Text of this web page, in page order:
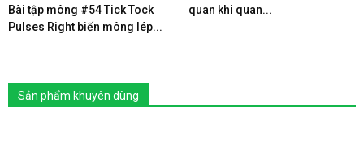
Bài tập mông #54 Tick Tock
Pulses Right biến mông lép...
quan khi quan...
Sản phẩm khuyên dùng